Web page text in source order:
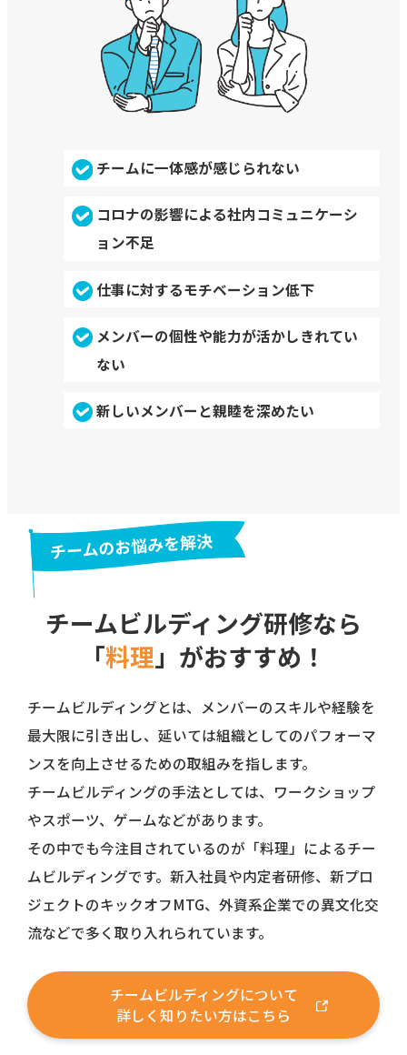
チームに一体感が感じられない
コロナの影響による社内コミュニケーシ
ョン不足
仕事に対するモチベーション低下
メンバーの個性や能力が活かしきれてい
ない
新しいメンバーと親睦を深めたい
チームビルディング研修なら
「料理」がおすすめ！
チームビルディングとは、メンバーのスキルや経験を
最大限に引き出し、延いては組織としてのパフォーマ
ンスを向上させるための取組みを指します。
チームビルディングの手法としては、ワークショップ
やスポーツ、ゲームなどがあります。
その中でも今注目されているのが「料理」によるチー
ムビルディングです。新入社員や内定者研修、新プロ
ジェクトのキックオフMTG、外資系企業での異文化交
流などで多く取り入れられています。
チームビルディングについて
詳しく知りたい方はこちら